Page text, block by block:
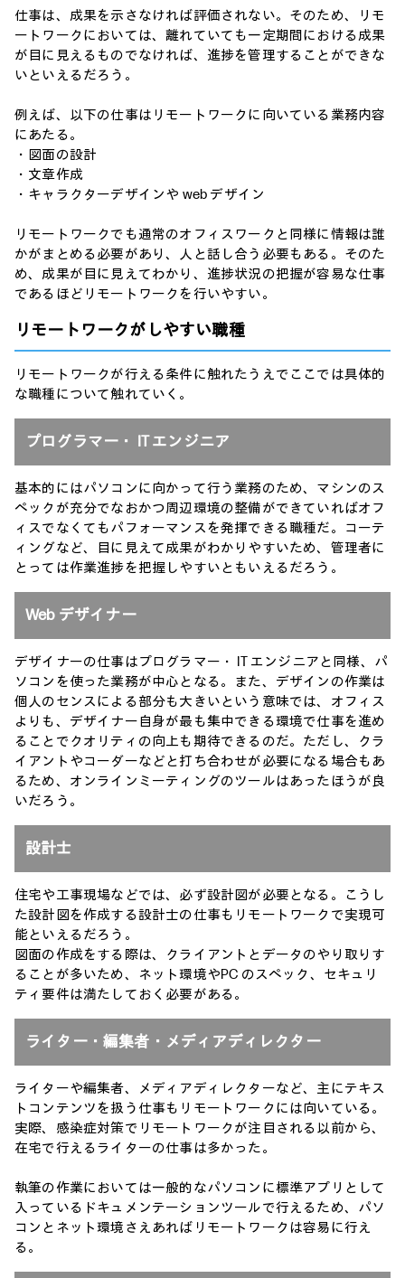
仕事は、成果を示さなければ評価されない。そのため、リモ
ートワークにおいては、離れていても一定期間における成果
が目に見えるものでなければ、進捗を管理することができな
いといえるだろう。
例えば、以下の仕事はリモートワークに向いている業務内容
にあたる。
・図面の設計
・文章作成
・キャラクターデザインや web デザイン
リモートワークでも通常のオフィスワークと同様に情報は誰
かがまとめる必要があり、人と話し合う必要もある。そのた
め、成果が目に見えてわかり、進捗状況の把握が容易な仕事
であるほどリモートワークを行いやすい。
リモートワークがしやすい職種
リモートワークが行える条件に触れたうえでここでは具体的
な職種について触れていく。
プログラマー・ IT エンジニア
基本的にはパソコンに向かって行う業務のため、マシンのス
ペックが充分でなおかつ周辺環境の整備ができていればオフ
ィスでなくてもパフォーマンスを発揮できる職種だ。コーテ
ィングなど、目に見えて成果がわかりやすいため、管理者に
とっては作業進捗を把握しやすいともいえるだろう。
Web デザイナー
デザイナーの仕事はプログラマー・ IT エンジニアと同様、パ
ソコンを使った業務が中心となる。また、デザインの作業は
個人のセンスによる部分も大きいという意味では、オフィス
よりも、デザイナー自身が最も集中できる環境で仕事を進め
ることでクオリティの向上も期待できるのだ。ただし、クラ
イアントやコーダーなどと打ち合わせが必要になる場合もあ
るため、オンラインミーティングのツールはあったほうが良
いだろう。
設計士
住宅や工事現場などでは、必ず設計図が必要となる。こうし
た設計図を作成する設計士の仕事もリモートワークで実現可
能といえるだろう。
図面の作成をする際は、クライアントとデータのやり取りす
ることが多いため、ネット環境やPC のスペック、セキュリ
ティ要件は満たしておく必要がある。
ライター・編集者・メディアディレクター
ライターや編集者、メディアディレクターなど、主にテキス
トコンテンツを扱う仕事もリモートワークには向いている。
実際、感染症対策でリモートワークが注目される以前から、
在宅で行えるライターの仕事は多かった。
執筆の作業においては一般的なパソコンに標準アプリとして
入っているドキュメンテーションツールで行えるため、パソ
コンとネット環境さえあればリモートワークは容易に行え
る。